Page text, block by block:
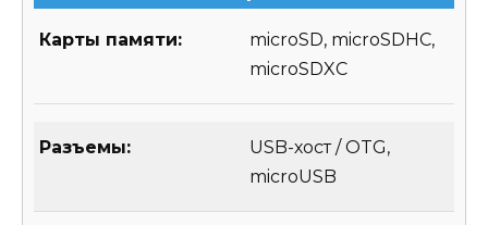
Карты памяти:
microSD, microSDHC,
microSDXC
Разъемы:
USB-хост / OTG,
microUSB